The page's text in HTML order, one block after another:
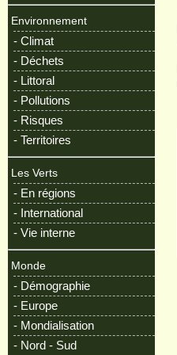
Environnement
- Climat
- Déchets
- Littoral
- Pollutions
- Risques
- Territoires
Les Verts
- En régions
- International
- Vie interne
Monde
- Démographie
- Europe
- Mondialisation
- Nord - Sud